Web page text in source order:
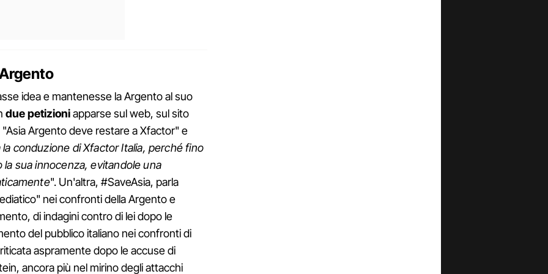
idea e mantenesse la Argento al suo
due petizioniapparse sul web, sul sito
Argento deve restare a Xfactor" e
conduzione di Xfactor Italia, perché fino
sua innocenza, evitandole una
". Un'altra, #SaveAsia, parla
nei confronti della Argento e
di indagini contro di lei dopo le
del pubblico italiano nei confronti di
aspramente dopo le accuse di
ancora più nel mirino degli attacchi